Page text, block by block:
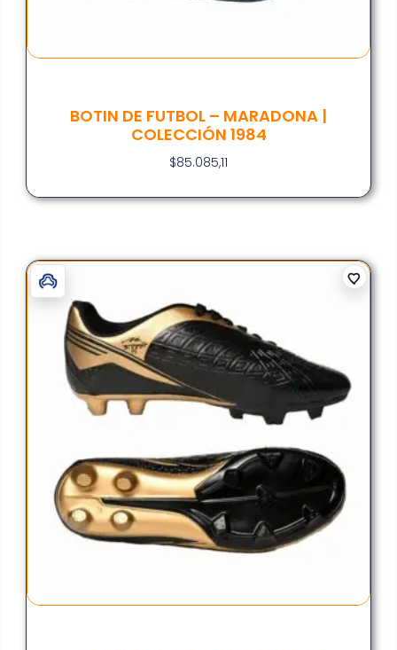
BOTIN DE FUTBOL – MARADONA |
COLECCIÓN 1984
$85.085,11